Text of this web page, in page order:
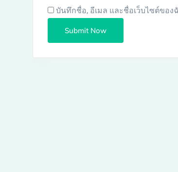
บันทึกชื่อ, อีเมล และชื่อเว็บไซต์ของ